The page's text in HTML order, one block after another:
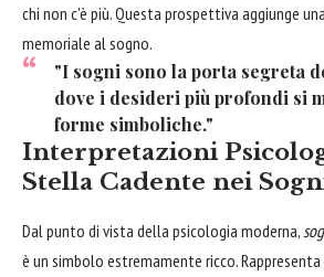
chi non c'è più. Questa prospettiva aggiunge
memoriale al sogno.
"I sogni sono la porta segreta
dove i desideri più profondi si
forme simboliche."
Interpretazioni
Stella Cadente nei
Dal punto di vista della psicologia moderna,
è un simbolo estremamente ricco.